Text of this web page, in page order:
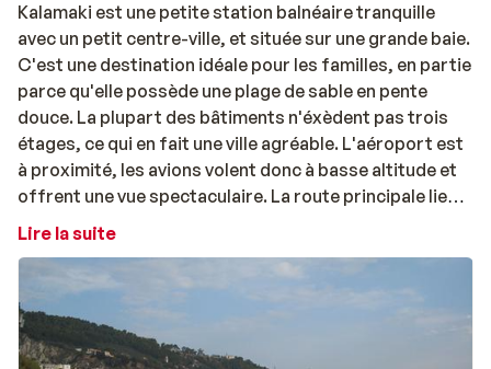
Kalamaki est une petite station balnéaire tranquille
avec un petit centre-ville, et située sur une grande baie.
C'est une destination idéale pour les familles, en partie
parce qu'elle possède une plage de sable en pente
douce. La plupart des bâtiments n'éxèdent pas trois
étages, ce qui en fait une ville agréable. L'aéroport est
à proximité, les avions volent donc à basse altitude et
offrent une vue spectaculaire. La route principale lie
Kalamaki à la ville de
Zakynthos (Zante), est à environ 6 kilomètres.
Lire la suite